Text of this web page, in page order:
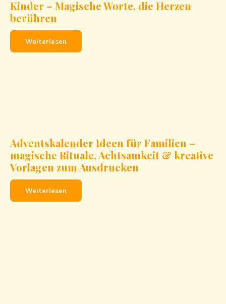
Kinder – Magische Worte, die Herzen
berühren
Weiterlesen
Adventskalender Ideen für Familien –
magische Rituale, Achtsamkeit & kreative
Vorlagen zum Ausdrucken
Weiterlesen